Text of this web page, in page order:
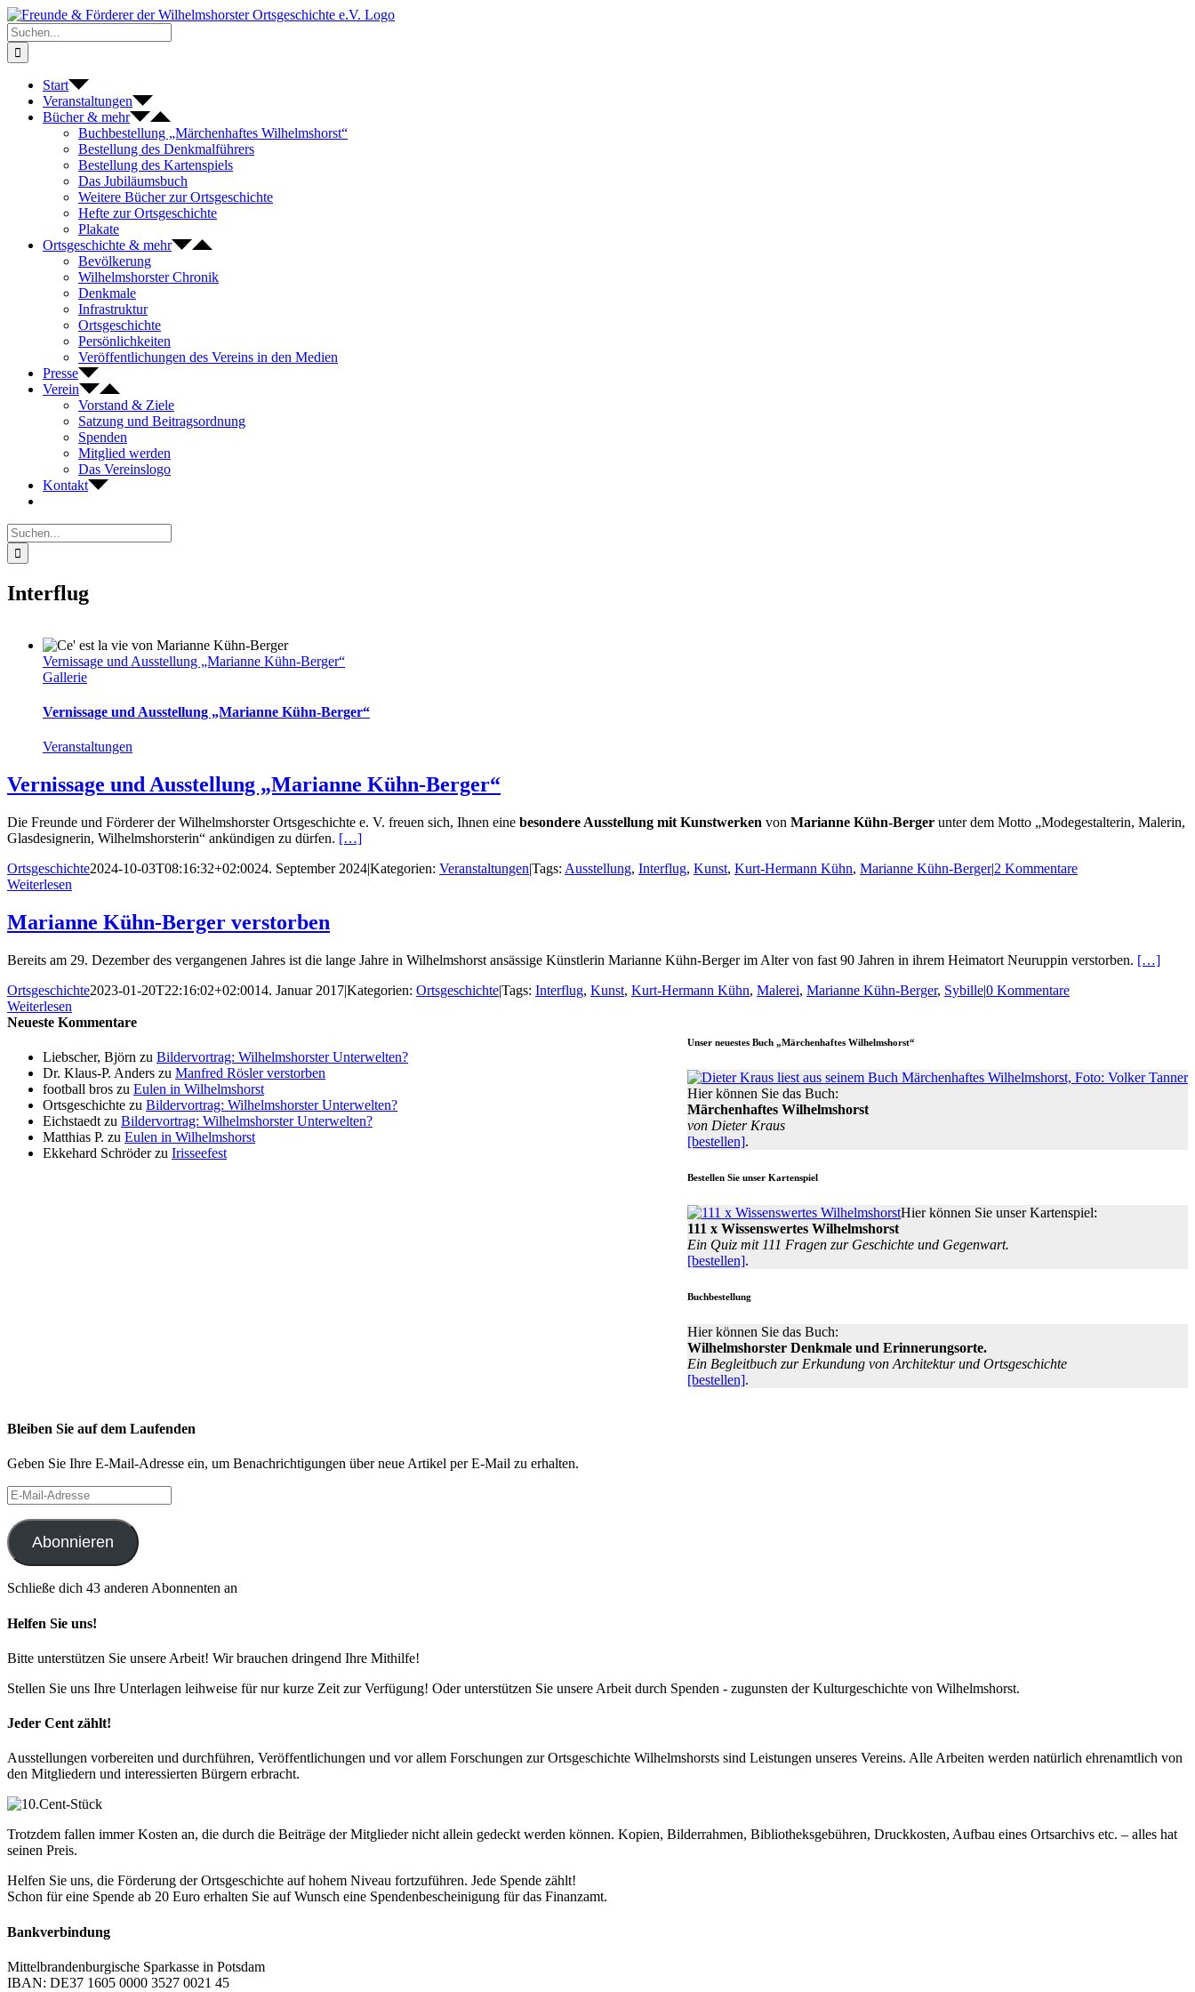
Zum
Inhalt
springen
Suche
nach:
Start
Veranstaltungen
Bücher & mehr
Buchbestellung „Märchenhaftes Wilhelmshorst“
Bestellung des Denkmalführers
Bestellung des Kartenspiels
Das Jubiläumsbuch
Weitere Bücher zur Ortsgeschichte
Hefte zur Ortsgeschichte
Plakate
Ortsgeschichte & mehr
Bevölkerung
Wilhelmshorster Chronik
Denkmale
Infrastruktur
Ortsgeschichte
Persönlichkeiten
Veröffentlichungen des Vereins in den Medien
Presse
Verein
Vorstand & Ziele
Satzung und Beitragsordnung
Spenden
Mitglied werden
Das Vereinslogo
Kontakt
Suche
nach:
Interflug
Vernissage und Ausstellung „Marianne Kühn-Berger“
Gallerie
Vernissage und Ausstellung „Marianne Kühn-Berger“
Veranstaltungen
Vernissage und Ausstellung „Marianne Kühn-Berger“
Die Freunde und Förderer der Wilhelmshorster Ortsgeschichte e. V. freuen sich, Ihnen eine besondere Ausstellung mit Kunstwerken von Marianne Kühn-Berger unter dem Motto „Modegestalterin, Malerin,
Glasdesignerin, Wilhelmshorsterin“ ankündigen zu dürfen. […]
Ortsgeschichte2024-10-03T08:16:32+02:0024. September 2024|Kategorien: Veranstaltungen|Tags: Ausstellung, Interflug, Kunst, Kurt-Hermann Kühn, Marianne Kühn-Berger|2 Kommentare
Weiterlesen
Marianne Kühn-Berger verstorben
Bereits am 29. Dezember des vergangenen Jahres ist die lange Jahre in Wilhelmshorst ansässige Künstlerin Marianne Kühn-Berger im Alter von fast 90 Jahren in ihrem Heimatort Neuruppin verstorben. […]
Ortsgeschichte2023-01-20T22:16:02+02:0014. Januar 2017|Kategorien: Ortsgeschichte|Tags: Interflug, Kunst, Kurt-Hermann Kühn, Malerei, Marianne Kühn-Berger, Sybille|0 Kommentare
Weiterlesen
Unser neuestes Buch „Märchenhaftes Wilhelmshorst“
Hier können Sie das Buch:
Märchenhaftes Wilhelmshorst
von Dieter Kraus
[bestellen].
Bestellen Sie unser Kartenspiel
Hier können Sie unser Kartenspiel:
111 x Wissenswertes Wilhelmshorst
Ein Quiz mit 111 Fragen zur Geschichte und Gegenwart.
[bestellen].
Buchbestellung
Hier können Sie das Buch:
Wilhelmshorster Denkmale und Erinnerungsorte.
Ein Begleitbuch zur Erkundung von Architektur und Ortsgeschichte
[bestellen].
Neueste Kommentare
Liebscher, Björn zu Bildervortrag: Wilhelmshorster Unterwelten?
Dr. Klaus-P. Anders zu Manfred Rösler verstorben
football bros zu Eulen in Wilhelmshorst
Ortsgeschichte zu Bildervortrag: Wilhelmshorster Unterwelten?
Eichstaedt zu Bildervortrag: Wilhelmshorster Unterwelten?
Matthias P. zu Eulen in Wilhelmshorst
Ekkehard Schröderzu Irisseefest
Bleiben Sie auf dem Laufenden
Geben Sie Ihre E-Mail-Adresse ein, um Benachrichtigungen über neue Artikel per E-Mail zu erhalten.
E-
Mail-
Adresse
Abonnieren
Schließe dich 43 anderen Abonnenten an
Helfen Sie uns!
Bitte unterstützen Sie unsere Arbeit! Wir brauchen dringend Ihre Mithilfe!
Stellen Sie uns Ihre Unterlagen leihweise für nur kurze Zeit zur Verfügung! Oder unterstützen Sie unsere Arbeit durch Spenden - zugunsten der Kulturgeschichte von Wilhelmshorst.
Jeder Cent zählt!
Ausstellungen vorbereiten und durchführen, Veröffentlichungen und vor allem Forschungen zur Ortsgeschichte Wilhelmshorsts sind Leistungen unseres Vereins. Alle Arbeiten werden natürlich ehrenamtlich von
den Mitgliedern und interessierten Bürgern erbracht.
Trotzdem fallen immer Kosten an, die durch die Beiträge der Mitglieder nicht allein gedeckt werden können. Kopien, Bilderrahmen, Bibliotheksgebühren, Druckkosten, Aufbau eines Ortsarchivs etc. – alles hat
seinen Preis.
Helfen Sie uns, die Förderung der Ortsgeschichte auf hohem Niveau fortzuführen. Jede Spende zählt!
Schon für eine Spende ab 20 Euro erhalten Sie auf Wunsch eine Spendenbescheinigung für das Finanzamt.
Bankverbindung
Mittelbrandenburgische Sparkasse in Potsdam
IBAN: DE37 1605 0000 3527 0021 45